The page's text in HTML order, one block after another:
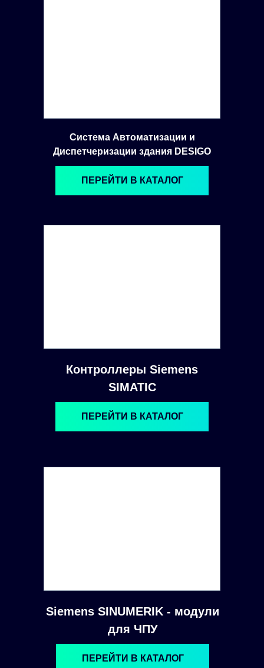
Система Автоматизации и
Диспетчеризации здания DESIGO
Контроллеры Siemens
SIMATIC
Siemens SINUMERIK - модули
для ЧПУ
ПЕРЕЙТИ В КАТАЛОГ
ПЕРЕЙТИ В КАТАЛОГ
ПЕРЕЙТИ В КАТАЛОГ